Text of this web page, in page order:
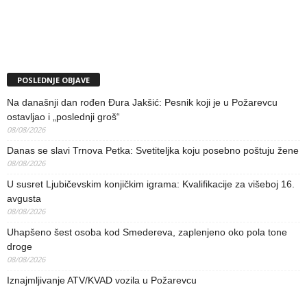
POSLEDNJE OBJAVE
Na današnji dan rođen Đura Jakšić: Pesnik koji je u Požarevcu
ostavljao i „poslednji groš“
08/08/2026
Danas se slavi Trnova Petka: Svetiteljka koju posebno poštuju žene
08/08/2026
U susret Ljubičevskim konjičkim igrama: Kvalifikacije za višeboj 16.
avgusta
08/08/2026
Uhapšeno šest osoba kod Smedereva, zaplenjeno oko pola tone
droge
08/08/2026
Iznajmljivanje ATV/KVAD vozila u Požarevcu